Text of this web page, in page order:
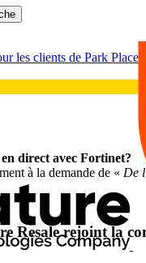
les clients de Park Place
direct avec Fortinet?
à la demande de « De
Resale rejoint la